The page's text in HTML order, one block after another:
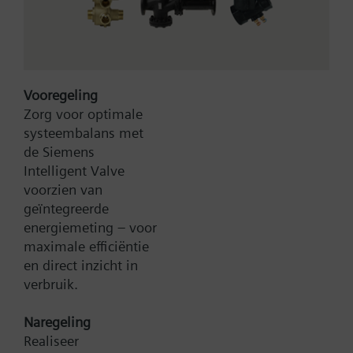
Technical data and accessories identical to those for
QBM63.., plus
Type:
Artikel-Nr.:
Documenten
Technische samenvatting
Vooregeling
Zorg voor optimale
systeembalans met
de Siemens
Intelligent Valve
voorzien van
geïntegreerde
energiemeting – voor
maximale efficiëntie
en direct inzicht in
verbruik.
Naregeling
Realiseer
Contact